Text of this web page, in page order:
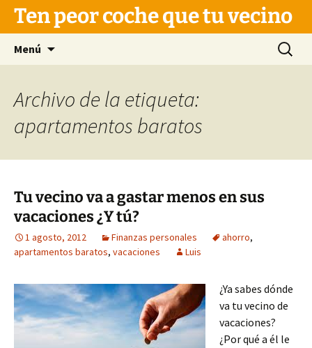
Saltar
contenido
Ten peor coche que tu vecino
Menú Buscar:
Archivo de la etiqueta:
apartamentos baratos
Tu vecino va a gastar menos en sus
vacaciones ¿Y tú?
1 agosto, 2012 Finanzas personales ahorro,
apartamentos baratos, vacaciones Luis
¿Ya sabes dónde
va tu vecino de
vacaciones?
¿Por qué a él le